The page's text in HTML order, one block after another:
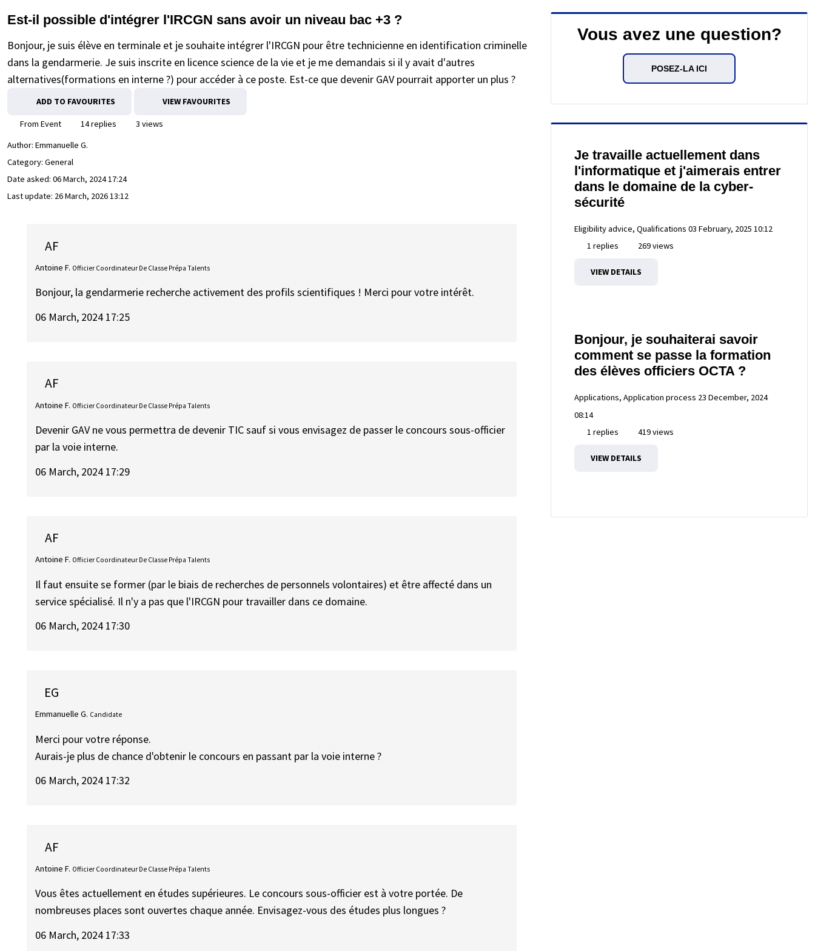
Est-il possible d'intégrer l'IRCGN sans avoir un niveau bac +3 ?
Bonjour, je suis élève en terminale et je souhaite intégrer l'IRCGN pour être technicienne en identification criminelle
dans la gendarmerie. Je suis inscrite en licence science de la vie et je me demandais si il y avait d'autres
alternatives(formations en interne ?) pour accéder à ce poste. Est-ce que devenir GAV pourrait apporter un plus ?
ADD TO FAVOURITES VIEW FAVOURITES
From Event 14 replies
3 views
Author: Emmanuelle G.
Category: General
Date asked: 06 March, 2024 17:24
Last update: 26 March, 2026 13:12
AF
Antoine F. Officier Coordinateur De Classe Prépa Talents
Bonjour, la gendarmerie recherche activement des profils scientifiques ! Merci pour votre intérêt.
06 March, 2024 17:25
AF
Antoine F. Officier Coordinateur De Classe Prépa Talents
Devenir GAV ne vous permettra de devenir TIC sauf si vous envisagez de passer le concours sous-officier
par la voie interne.
06 March, 2024 17:29
AF
Antoine F. Officier Coordinateur De Classe Prépa Talents
Il faut ensuite se former (par le biais de recherches de personnels volontaires) et être affecté dans un
service spécialisé. Il n'y a pas que l'IRCGN pour travailler dans ce domaine.
06 March, 2024 17:30
EG
Emmanuelle G. Candidate
Merci pour votre réponse.
Aurais-je plus de chance d'obtenir le concours en passant par la voie interne ?
06 March, 2024 17:32
AF
Antoine F. Officier Coordinateur De Classe Prépa Talents
Vous êtes actuellement en études supérieures. Le concours sous-officier est à votre portée. De
nombreuses places sont ouvertes chaque année. Envisagez-vous des études plus longues ?
06 March, 2024 17:33
Vous avez une question?
POSEZ-LA ICI
Je travaille actuellement dans
l'informatique et j'aimerais entrer
dans le domaine de la cyber-
sécurité
Eligibility advice, Qualifications 03 February, 2025 10:12
1 replies
269 views
VIEW DETAILS
Bonjour, je souhaiterai savoir
comment se passe la formation
des élèves officiers OCTA ?
Applications, Application process 23 December, 2024
08:14
1 replies
419 views
VIEW DETAILS